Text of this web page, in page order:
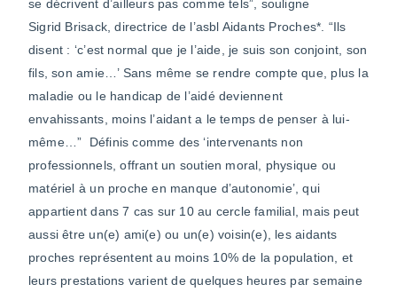
se décrivent d’ailleurs pas comme tels”, souligne
Sigrid Brisack, directrice de l’asbl Aidants Proches*. “Ils
disent : ‘c’est normal que je l’aide, je suis son conjoint, son
fils, son amie…’ Sans même se rendre compte que, plus la
maladie ou le handicap de l’aidé deviennent
envahissants, moins l’aidant a le temps de penser à lui-
même…” Définis comme des ‘intervenants non
professionnels, offrant un soutien moral, physique ou
matériel à un proche en manque d’autonomie’, qui
appartient dans 7 cas sur 10 au cercle familial, mais peut
aussi être un(e) ami(e) ou un(e) voisin(e), les aidants
proches représentent au moins 10% de la population, et
leurs prestations varient de quelques heures par semaine